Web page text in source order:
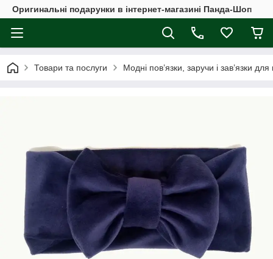
Оригинальні подарунки в інтернет-магазині Панда-Шоп
Товари та послуги Модні пов’язки, заручи і зав’язки